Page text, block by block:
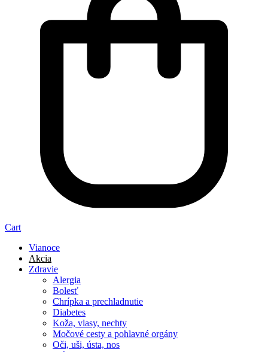
Cart
Vianoce
Akcia
Zdravie
Alergia
Bolesť
Chrípka a prechladnutie
Diabetes
Koža, vlasy, nechty
Močové cesty a pohlavné orgány
Oči, uši, ústa, nos